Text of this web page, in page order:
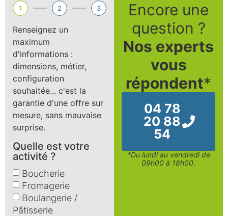
1 2 3
Renseignez un
maximum
d'informations :
dimensions, métier,
configuration
souhaitée... c'est la
garantie d'une offre sur
mesure, sans mauvaise
surprise.
Quelle est votre
activité ?
Boucherie
Fromagerie
Boulangerie /
Pâtisserie
Encore une
question ?
Nos experts
vous
répondent*
04 78
20 88
54
*Du lundi au vendredi de
09h00 à 18h00.